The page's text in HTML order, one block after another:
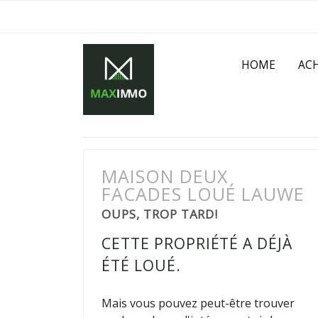
HOME
MAISON DEUX
FACADES LOUÉ LAUWE
OUPS, TROP TARD!
CETTE PROPRIÉTÉ A DÉJÀ
ÉTÉ LOUÉ.
Mais vous pouvez peut-être trouver